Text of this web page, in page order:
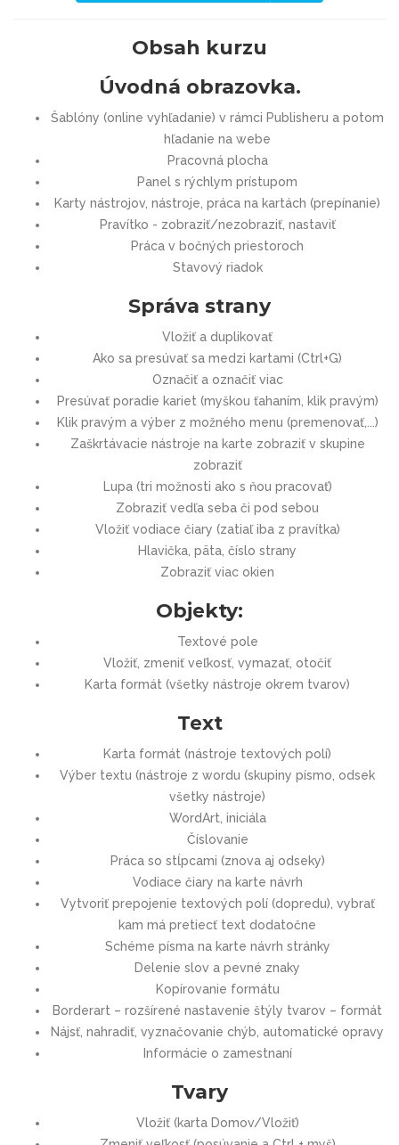
Obsah kurzu
Úvodná obrazovka.
Šablóny (online vyhľadanie) v rámci Publisheru a potom
hľadanie na webe
Pracovná plocha
Panel s rýchlym prístupom
Karty nástrojov, nástroje, práca na kartách (prepínanie)
Pravítko - zobraziť/nezobraziť, nastaviť
Práca v bočných priestoroch
Stavový riadok
Správa strany
Vložiť a duplikovať
Ako sa presúvať sa medzi kartami (Ctrl+G)
Označiť a označiť viac
Presúvať poradie kariet (myškou ťahaním, klik pravým)
Klik pravým a výber z možného menu (premenovať,...)
Zaškrtávacie nástroje na karte zobraziť v skupine
zobraziť
Lupa (tri možnosti ako s ňou pracovať)
Zobraziť vedľa seba či pod sebou
Vložiť vodiace čiary (zatiaľ iba z pravítka)
Hlavička, päta, číslo strany
Zobraziť viac okien
Objekty:
Textové pole
Vložiť, zmeniť veľkosť, vymazať, otočiť
Karta formát (všetky nástroje okrem tvarov)
Text
Karta formát (nástroje textových polí)
Výber textu (nástroje z wordu (skupiny písmo, odsek
všetky nástroje)
WordArt, iniciála
Číslovanie
Práca so stĺpcami (znova aj odseky)
Vodiace čiary na karte návrh
Vytvoriť prepojenie textových polí (dopredu), vybrať
kam má pretiecť text dodatočne
Schéme písma na karte návrh stránky
Delenie slov a pevné znaky
Kopírovanie formátu
Borderart – rozšírené nastavenie štýly tvarov – formát
Nájsť, nahradiť, vyznačovanie chýb, automatické opravy
Informácie o zamestnaní
Tvary
Vložiť (karta Domov/Vložiť)